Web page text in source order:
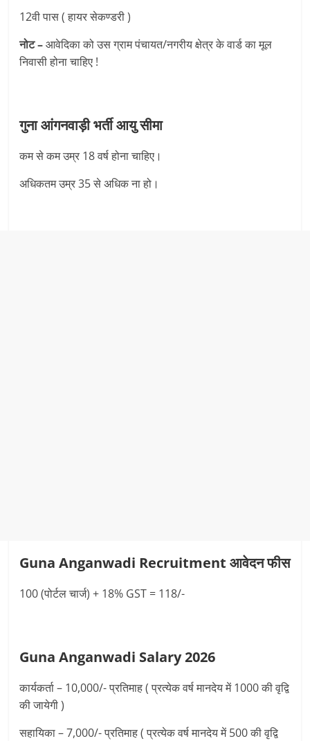
12वी पास ( हायर सेकण्‍डरी )
नोट –आवेदिका को उस ग्राम पंचायत/नगरीय क्षेत्र के वार्ड का मूल
निवासी होना चाहिए !
गुना आंगनवाड़ी भर्ती आयु सीमा
कम से कम उम्र 18 वर्ष होना चाहिए।
अधिकतम उम्र 35 से अधिक ना हो।
Guna Anganwadi Recruitment आवेदन फीस
100 (पोर्टल चार्ज) + 18% GST = 118/-
Guna Anganwadi Salary 2026
कार्यकर्ता – 10,000/- प्रतिमाह ( प्रत्‍येक वर्ष मानदेय में 1000 की वृद्वि
की जायेगी )
सहायिका – 7,000/- प्रतिमाह ( प्रत्‍येक वर्ष मानदेय में 500 की वृद्वि